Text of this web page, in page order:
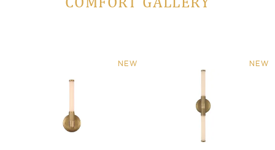
NEW NEW